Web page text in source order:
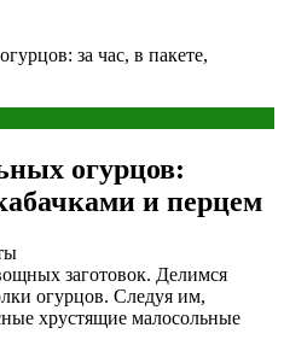
за час, в пакете,
огурцов:
и перцем
заготовок. Делимся
огурцов. Следуя им,
хрустящие малосольные